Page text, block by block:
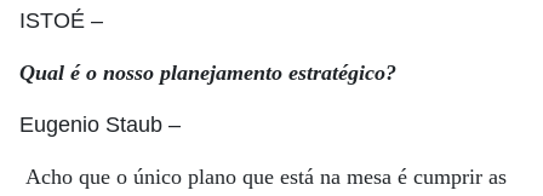
ISTOÉ –
Qual é o nosso planejamento estratégico?
Eugenio Staub –
Acho que o único plano que está na mesa é cumprir as